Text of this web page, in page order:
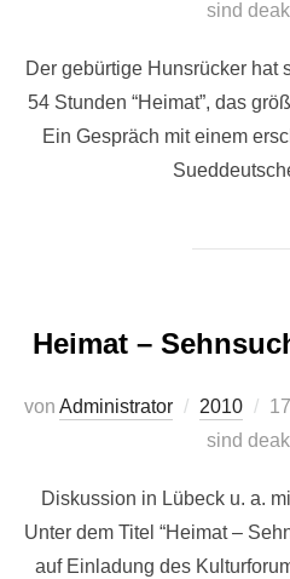
sind
Der gebürtige Hunsrücker hat
54 Stunden “Heimat”, das
Ein Gespräch mit einem
Heimat –
von Administrator 2010
sind
Diskussion in Lübeck u. a.
Unter dem Titel “Heimat –
auf Einladung des